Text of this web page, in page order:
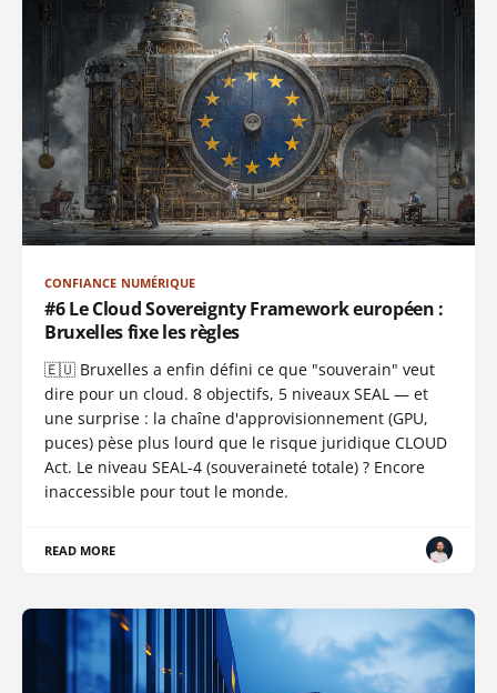
CONFIANCE NUMÉRIQUE
#6 Le Cloud Sovereignty Framework européen :
Bruxelles fixe les règles
🇪🇺 Bruxelles a enfin défini ce que "souverain" veut
dire pour un cloud. 8 objectifs, 5 niveaux SEAL — et
une surprise : la chaîne d'approvisionnement (GPU,
puces) pèse plus lourd que le risque juridique CLOUD
Act. Le niveau SEAL-4 (souveraineté totale) ? Encore
inaccessible pour tout le monde.
READ MORE